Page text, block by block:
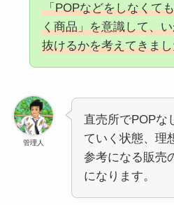
「POPなどをしなくて
く商品」を意識して、
抜けるかを考えてきま
管理人
直売所でPOPな
ていく状態、理
参考になる販売
になります。